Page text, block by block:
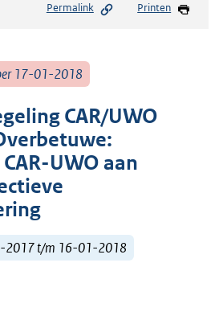
Permalink Printen
17-01-2018
CAR/UWO
UWO aan
2017 t/m 16-01-2018